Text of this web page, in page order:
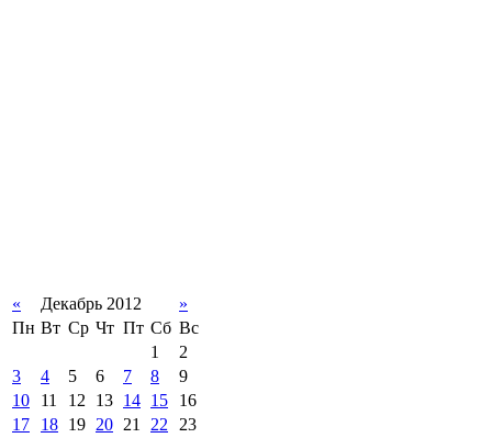
« Декабрь 2012
»
Пн Вт Ср Чт Пт Сб Вс
1
2
3
4 5 6 7 8
9
10
11 12 13 14 15
16
17
18 19 20 21 22 23